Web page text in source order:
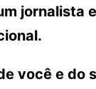
jornalista
você e do